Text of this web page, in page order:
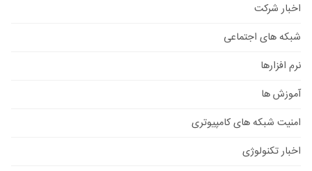
اخبار شرکت
شبکه های اجتماعی
نرم افزارها
آموزش ها
امنیت شبکه های کامپیوتری
اخبار تکنولوژی